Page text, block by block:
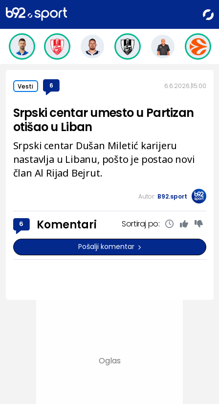
Vesti 6 6.6.2026. 15:00
Srpski centar umesto u Partizan
otišao u Liban
Srpski centar Dušan Miletić karijeru
nastavlja u Libanu, pošto je postao novi
član Al Rijad Bejrut.
Autor: B92.sport
6 Komentari Sortiraj po:
Pošalji komentar